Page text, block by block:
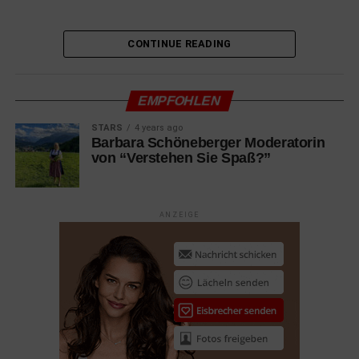
Dokumentation mit Lady Candy, Mini Sirenita, Baby Star
Poelvoorde
10.03.2022 Parallele Mütter
Drama mit Penélope Cruz, Milena Smit, Rossy de Palma
10.03.2022 The Case You
10.03.2022 Vatersland
Drama mit Margarita Broich, Bernhard Schütz, Matti
Schmidt-Schaller
17.03.2022 Der Wolf und der Löwe Familie
Abenteuer mit Molly Kunz, Graham Greene, Charlie
CONTINUE READING
EMPFOHLEN
STARS 4 years ago
Barbara Schöneberger Moderatorin
von “Verstehen Sie Spaß?”
ANZEIGE